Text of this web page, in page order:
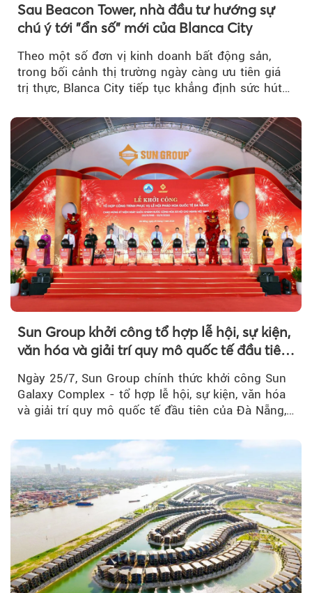
Sau Beacon Tower, nhà đầu tư hướng sự
chú ý tới "ẩn số" mới của Blanca City
Theo một số đơn vị kinh doanh bất động sản,
trong bối cảnh thị trường ngày càng ưu tiên giá
trị thực, Blanca City tiếp tục khẳng định sức hút
Sun Group khởi công tổ hợp lễ hội, sự kiện,
văn hóa và giải trí quy mô quốc tế đầu tiên
Ngày 25/7, Sun Group chính thức khởi công Sun
Galaxy Complex - tổ hợp lễ hội, sự kiện, văn hóa
và giải trí quy mô quốc tế đầu tiên của Đà Nẵng,…